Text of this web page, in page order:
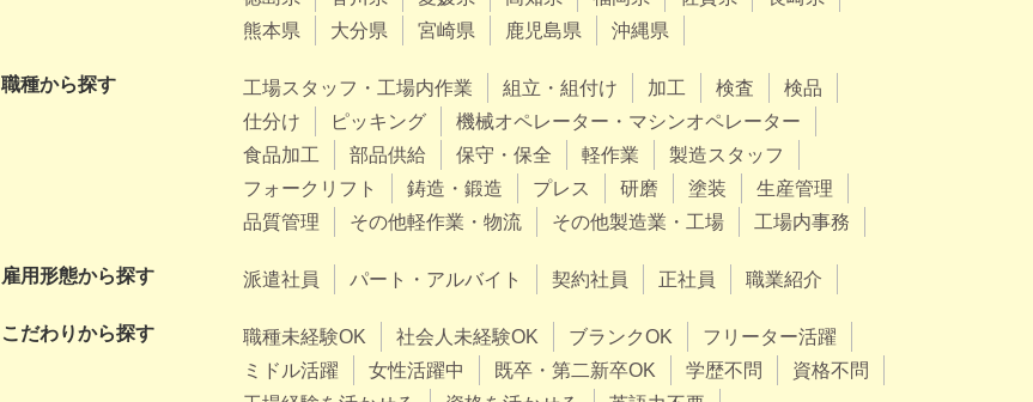
熊本県
大分県 宮崎県 鹿児島県 沖縄県
職種から探す 工場スタッフ・工場内作業 組立・組付け 加工 検査
検品
仕分け
ピッキング
機械オペレーター・マシンオペレーター
食品加工
部品供給 保守・保全 軽作業
製造スタッフ
フォークリフト
鋳造・鍛造 プレス 研磨 塗装
生産管理
品質管理
その他軽作業・物流 その他製造業・工場 工場内事務
雇用形態から探す 派遣社員 パート・アルバイト 契約社員 正社員 職業紹介
こだわりから探す 職種未経験OK 社会人未経験OK ブランクOK
フリーター活躍
ミドル活躍
女性活躍中 既卒・第二新卒OK 学歴不問
資格不問